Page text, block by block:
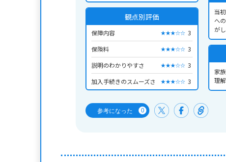
観点別評価
保障内容 ★★★☆☆ 3
保険料
★★★☆☆ 3
説明のわかりやすさ
★★★☆☆ 3
加入手続きのスムーズさ
★★★☆☆ 3
当
へ
が
家
理
参考になった 0